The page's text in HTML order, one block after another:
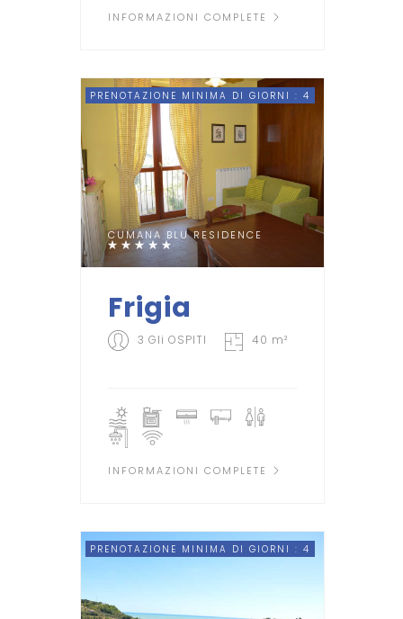
INFORMAZIONI COMPLETE
PRENOTAZIONE MINIMA DI GIORNI : 4
CUMANA BLU RESIDENCE
Frigia
3 Gli OSPITI 40 m²
INFORMAZIONI COMPLETE
PRENOTAZIONE MINIMA DI GIORNI : 4